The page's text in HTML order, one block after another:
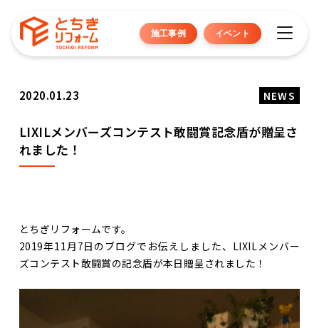
施工事例 イベント
2020.01.23 NEWS
LIXILメンバーズコンテスト敢闘賞記念盾が贈呈さ
れました！
とちぎリフォームです。
2019年11月7日のブログでお伝えしました、LIXILメンバー
ズコンテスト敢闘賞の記念盾が本日贈呈されました！